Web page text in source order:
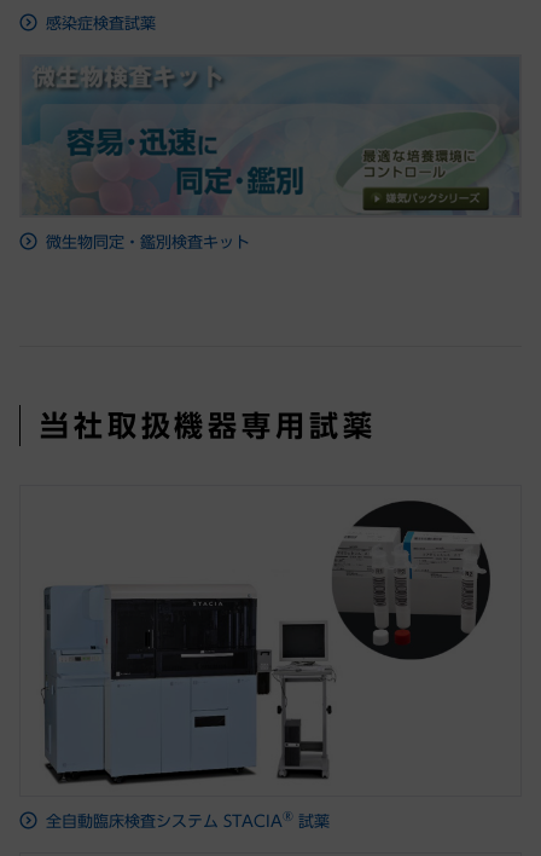
感染症検査試薬
微生物同定・鑑別検査キット
当社取扱機器専用試薬
全自動臨床検査システム STACIA® 試薬